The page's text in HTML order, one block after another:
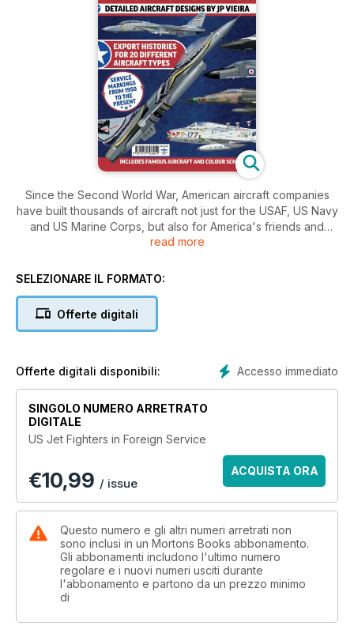
Since the Second World War, American aircraft companies
have built thousands of aircraft not just for the USAF, US Navy
and US Marine Corps, but also for America's friends and
allies. For example, 4500 F-16s have been sold abroad, with
The F/A-18 has been sold to seven countries and the F-15 to
the world, these aircraft have worn some spectacular
camouflage schemes and markings - 150 examples of which
read more
SELEZIONARE IL FORMATO:
Offerte digitali
Accesso immediato
Offerte digitali disponibili:
SINGOLO NUMERO ARRETRATO
DIGITALE
US Jet Fighters in Foreign Service
€10,99 / issue
ACQUISTA ORA
Questo numero e gli altri numeri arretrati non
sono inclusi in un Mortons Books abbonamento.
Gli abbonamenti includono l'ultimo numero
regolare e i nuovi numeri usciti durante
l'abbonamento e partono da un prezzo minimo
di